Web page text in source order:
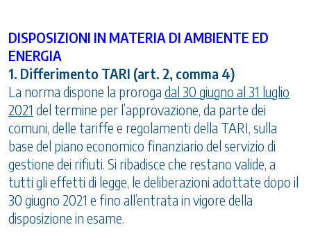
DISPOSIZIONI IN MATERIA DI AMBIENTE ED
ENERGIA
1. Differimento TARI (art. 2, comma 4)
La norma dispone la proroga dal 30 giugno al 31 luglio
2021 del termine per l’approvazione, da parte dei
comuni, delle tariffe e regolamenti della TARI, sulla
base del piano economico finanziario del servizio di
gestione dei rifiuti. Si ribadisce che restano valide, a
tutti gli effetti di legge, le deliberazioni adottate dopo il
30 giugno 2021 e fino all’entrata in vigore della
disposizione in esame.